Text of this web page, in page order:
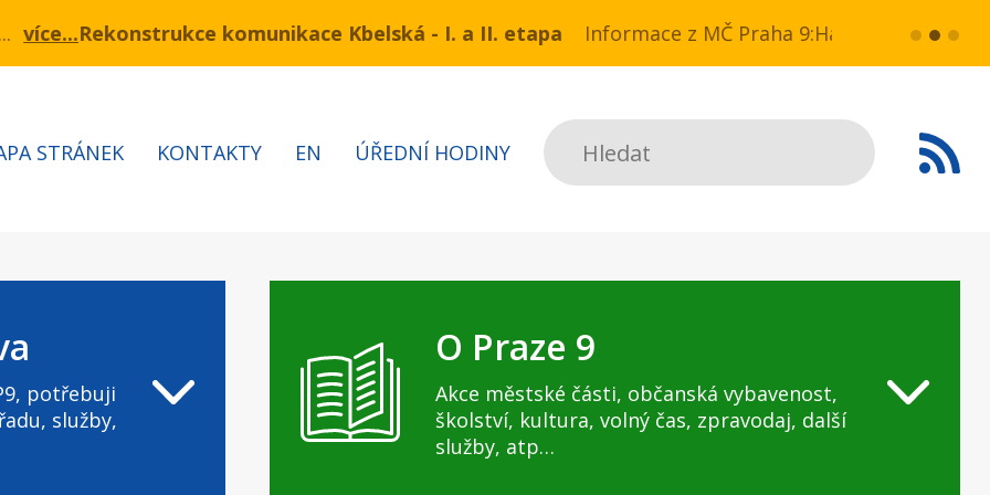
3.7 – 7.8.2026 bude probíhat obnova kabelů VN a NN v ul. Drahobejlova,
komunikace Kbelská - I. a II. etapa Informace z MČ Praha 9:Havarijní stav ulice Kbelská (úsek
více...
Hledat
STRÁNEK KONTAKTY EN ÚŘEDNÍ HODINY
potřebuji
služby,
O Praze 9
Akce městské části, občanská vybavenost,
školství, kultura, volný čas, zpravodaj, další
služby, atp…